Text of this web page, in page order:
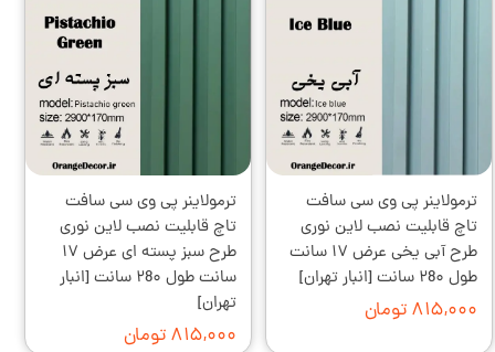
ترمولاینر پی وی سی سافت
تاچ قابلیت نصب لاین نوری
طرح آبی یخی عرض ۱۷ سانت
طول ۲8۰ سانت [انبار تهران]
۸۱۵,۰۰۰ تومان
ترمولاینر پی وی سی سافت
تاچ قابلیت نصب لاین نوری
طرح سبز پسته ای عرض ۱۷
سانت طول ۲8۰ سانت [انبار
تهران]
۸۱۵,۰۰۰ تومان